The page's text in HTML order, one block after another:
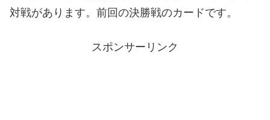
対戦があります。前回の決勝戦のカードです。
スポンサーリンク